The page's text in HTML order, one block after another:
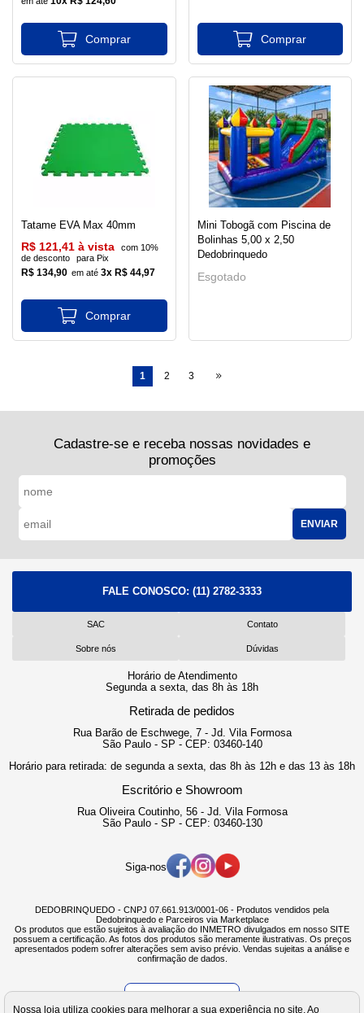
Tatame EVA Max 40mm
R$ 134,90 3x R$ 44,97
R$ 121,41 à vista
com 10%
de desconto
para Pix
Mini Tobogã com Piscina de
Bolinhas 5,00 x 2,50
Dedobrinquedo
Esgotado
1 2 3
Cadastre-se e receba nossas novidades e
promoções
ENVIAR
FALE CONOSCO: (11) 2782-3333
SAC Contato
Sobre nós Dúvidas
Horário de Atendimento
Segunda a sexta, das 8h às 18h
Retirada de pedidos
Rua Barão de Eschwege, 7 - Jd. Vila Formosa
São Paulo - SP - CEP: 03460-140
Horário para retirada: de segunda a sexta, das 8h às 12h e das 13 às 18h
Escritório e Showroom
Rua Oliveira Coutinho, 56 - Jd. Vila Formosa
São Paulo - SP - CEP: 03460-130
Siga-nos
DEDOBRINQUEDO - CNPJ 07.661.913/0001-06 - Produtos vendidos pela
Dedobrinquedo e Parceiros via Marketplace
Os produtos que estão sujeitos à avaliação do INMETRO divulgados em nosso SITE
possuem a certificação. As fotos dos produtos são meramente ilustrativas. Os preços
apresentados podem sofrer alterações sem aviso prévio. Vendas sujeitas a análise e
confirmação de dados.
Nossa loja utiliza cookies para melhorar a sua experiência no site. Ao